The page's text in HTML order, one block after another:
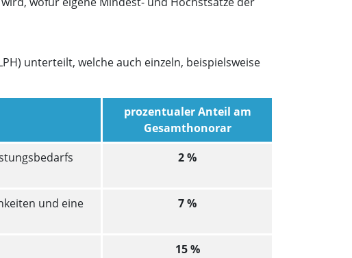
unterteilt, welche auch einzeln, beispielsweise
prozentualer Anteil am
Gesamthonorar
2 %
und eine
7 %
15 %